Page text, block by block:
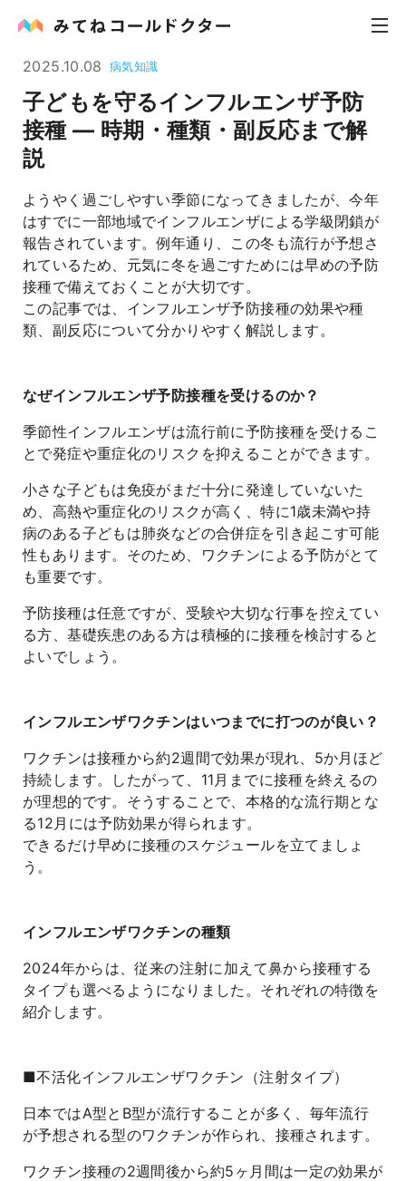
内科
小児科
花粉症
皮膚科
感染症
お役立ち記事
お知らせ
よくあるご質問
2025.10.08 病気知識
子どもを守るインフルエンザ予防
接種 ― 時期・種類・副反応まで解
説
ようやく過ごしやすい季節になってきましたが、今年
はすでに一部地域でインフルエンザによる学級閉鎖が
報告されています。例年通り、この冬も流行が予想さ
れているため、元気に冬を過ごすためには早めの予防
接種で備えておくことが大切です。
この記事では、インフルエンザ予防接種の効果や種
類、副反応について分かりやすく解説します。
なぜインフルエンザ予防接種を受けるのか？
季節性インフルエンザは流行前に予防接種を受けるこ
とで発症や重症化のリスクを抑えることができます。
小さな子どもは免疫がまだ十分に発達していないた
め、高熱や重症化のリスクが高く、特に1歳未満や持
病のある子どもは肺炎などの合併症を引き起こす可能
性もあります。そのため、ワクチンによる予防がとて
も重要です。
予防接種は任意ですが、受験や大切な行事を控えてい
る方、基礎疾患のある方は積極的に接種を検討すると
よいでしょう。
インフルエンザワクチンはいつまでに打つのが良い？
ワクチンは接種から約2週間で効果が現れ、5か月ほど
持続します。したがって、11月までに接種を終えるの
が理想的です。そうすることで、本格的な流行期とな
る12月には予防効果が得られます。
できるだけ早めに接種のスケジュールを立てましょ
う。
インフルエンザワクチンの種類
2024年からは、従来の注射に加えて鼻から接種する
タイプも選べるようになりました。それぞれの特徴を
紹介します。
■不活化インフルエンザワクチン（注射タイプ）
日本ではA型とB型が流行することが多く、毎年流行
が予想される型のワクチンが作られ、接種されます。
ワクチン接種の2週間後から約5ヶ月間は一定の効果が